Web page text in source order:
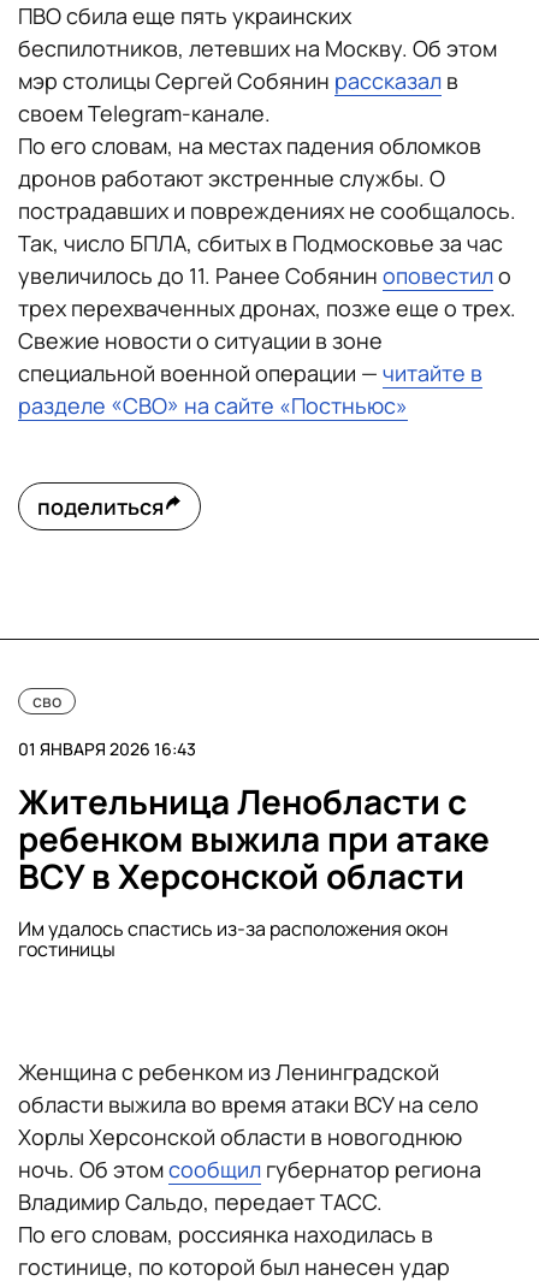
ПВО сбила еще пять украинских
беспилотников, летевших на Москву. Об этом
мэр столицы Сергей Собянин рассказал в
своем Telegram-канале.
По его словам, на местах падения обломков
дронов работают экстренные службы. О
пострадавших и повреждениях не сообщалось.
Так, число БПЛА, сбитых в Подмосковье за час
увеличилось до 11. Ранее Собянин оповестило
трех перехваченных дронах, позже еще о трех.
Свежие новости о ситуации в зоне
специальной военной операции — читайте в
разделе «СВО» на сайте «Постньюс»
поделиться
сво
01 ЯНВАРЯ 2026 16:43
Жительница Ленобласти с
ребенком выжила при атаке
ВСУ в Херсонской области
Им удалось спастись из-за расположения окон
гостиницы
Женщина с ребенком из Ленинградской
области выжила во время атаки ВСУ на село
Хорлы Херсонской области в новогоднюю
ночь. Об этомсообщил губернатор региона
Владимир Сальдо, передает ТАСС.
По его словам, россиянка находилась в
гостинице, по которой был нанесен удар